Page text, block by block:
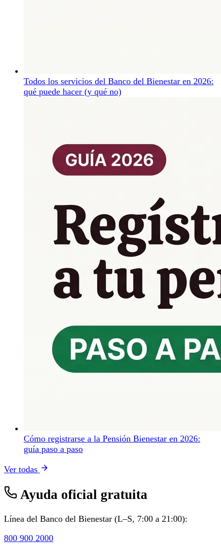
Todos los servicios del Banco del Bienestar en 2026:
qué puede hacer (y qué no)
Cómo registrarse a la Pensión Bienestar en 2026:
guía paso a paso
Ver todas
Ayuda oficial gratuita
Línea del Banco del Bienestar (L–S, 7:00 a 21:00):
800 900 2000